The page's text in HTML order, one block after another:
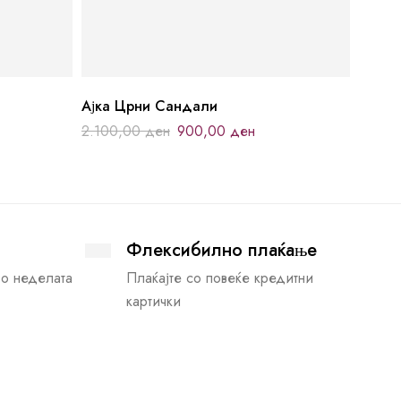
Ајка Црни Сандали
2.100,00ден 900,00 ден
неделата
Флексибилно плаќање
Плаќајте со повеќе кредитни
картички